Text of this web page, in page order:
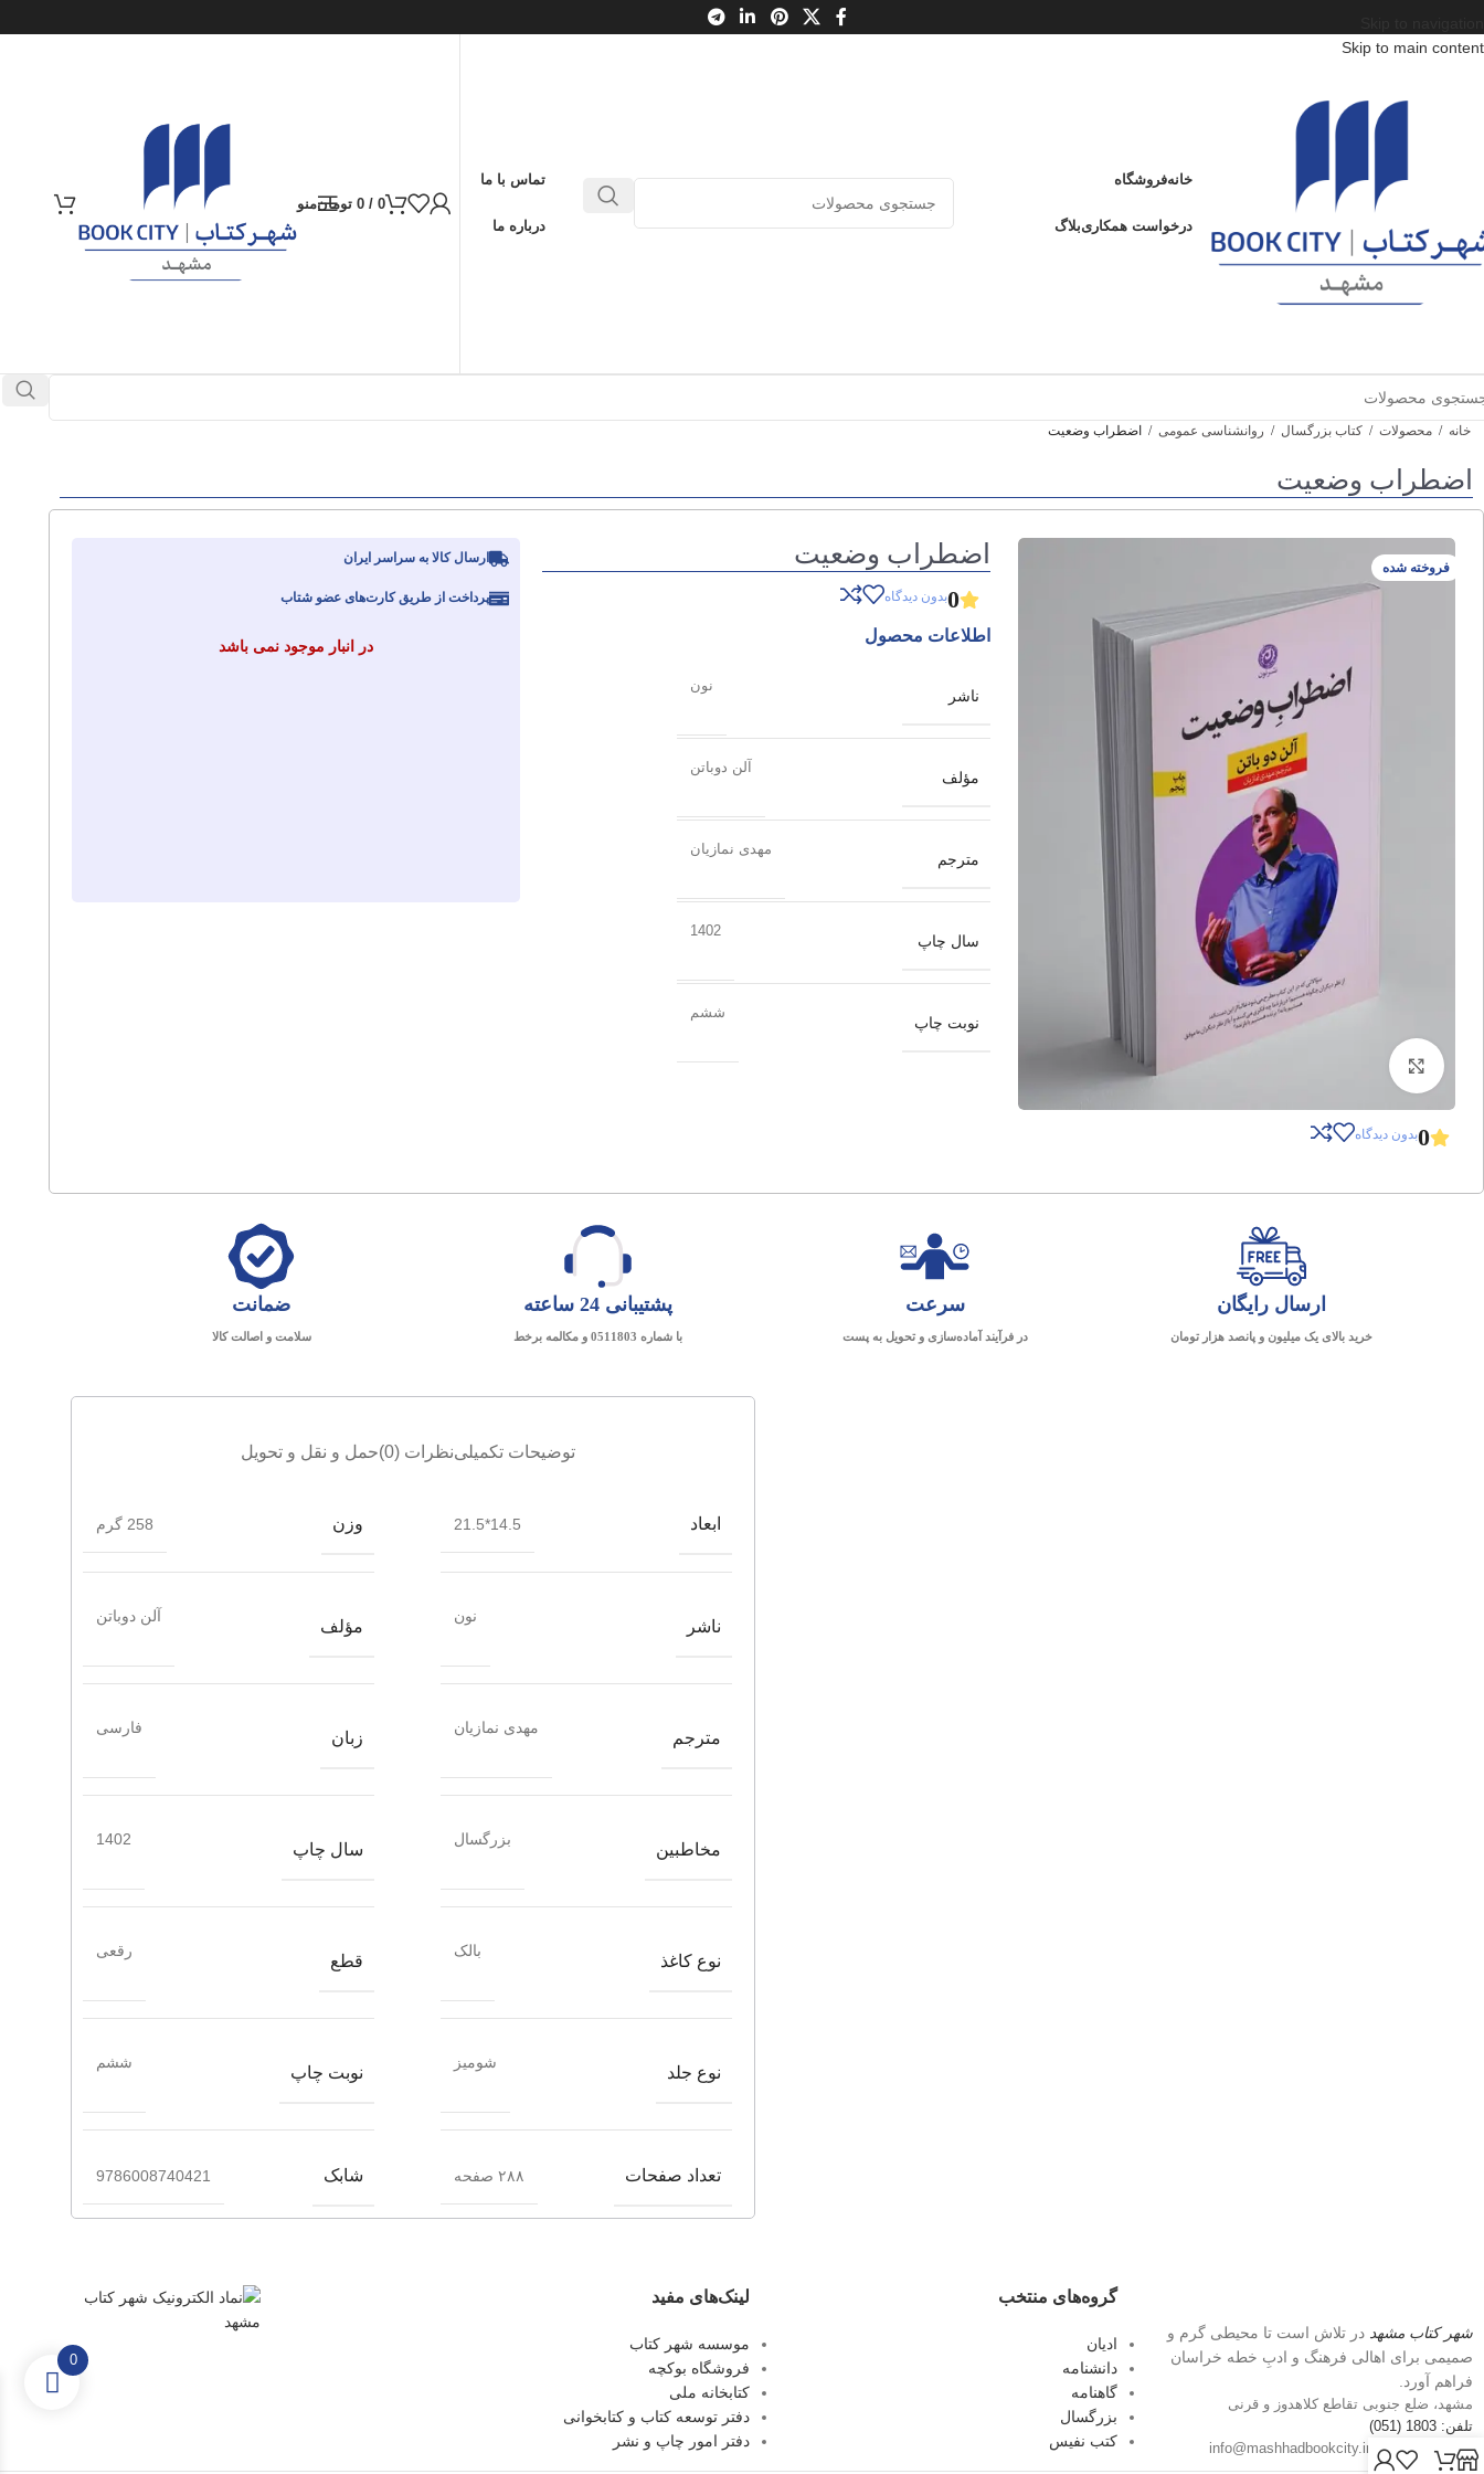
Skip to main content
خانهفروشگاه
درخواست همکاریبلاگ
تماس با ما
درباره ما
0
/
0 تومانمنو
خانه / محصولات / کتاب بزرگسال / روانشناسی عمومی / اضطراب وضعیت
اضطراب وضعیت
فروخته شده
0بدون دیدگاه
اضطراب وضعیت
0بدون دیدگاه
اطلاعات محصول
ناشر
نون
مؤلف
آلن دوباتن
مترجم
مهدی نمازیان
سال چاپ
1402
نوبت چاپ
ششم
ارسال کالا به سراسر ایران
پرداخت از طریق کارت‌های عضو شتاب
در انبار موجود نمی باشد
ارسال رایگان
خرید بالای یک میلیون و پانصد هزار تومان
سرعت
در فرآیند آماده‌سازی و تحویل به پست
پشتیبانی 24 ساعته
با شماره 0511803 و مکالمه برخط
ضمانت
سلامت و اصالت کالا
توضیحات تکمیلینظرات (0) حمل و نقل و تحویل
ابعاد 14.5*21.5 وزن 258 گرم
ناشر
نون
مؤلف
آلن دوباتن
مترجم
مهدی نمازیان
زبان
فارسی
مخاطبین
بزرگسال
سال چاپ
1402
نوع کاغذ
بالک
قطع
رقعی
نوع جلد
شومیز
نوبت چاپ
ششم
تعداد صفحات ۲۸۸ صفحه شابک 9786008740421
شهر کتاب مشهد در تلاش است تا محیطی گرم و
صمیمی برای اهالی فرهنگ و ادبِ خطه خراسان
فراهم آورد.
مشهد، ضلع جنوبی تقاطع کلاهدوز و قرنی
تلفن: 1803 (051)
پست الکترونیک: info@mashhadbookcity.ir
گروه‌های منتخب
ادیان
دانشنامه
گاهنامه
بزرگسال
کتب نفیس
لینک‌های مفید
موسسه شهر کتاب
فروشگاه بوکچه
کتابخانه ملی
دفتر توسعه کتاب و کتابخوانی
دفتر امور چاپ و نشر
0